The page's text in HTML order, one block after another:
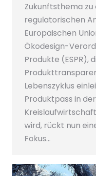
Zukunftsthema
regulatorischen
Europäischen
Ökodesign-
Produkte (ESPR),
Lebenszyklus
Produktpass in
wird, rückt nun
Fokus…